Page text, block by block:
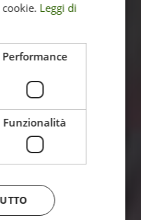
Leggi di
Performance
Funzionalità